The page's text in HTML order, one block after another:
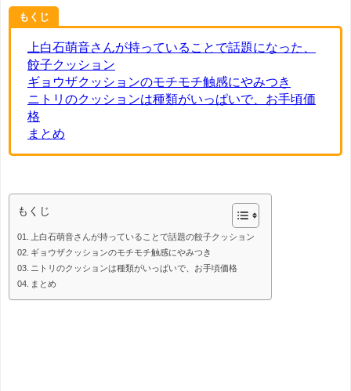
もくじ
上白石萌音さんが持っていることで話題になった、
餃子クッション
ギョウザクッションのモチモチ触感にやみつき
ニトリのクッションは種類がいっぱいで、お手頃価
格
まとめ
もくじ
上白石萌音さんが持っていることで話題の餃子クッション
ギョウザクッションのモチモチ触感にやみつき
ニトリのクッションは種類がいっぱいで、お手頃価格
まとめ